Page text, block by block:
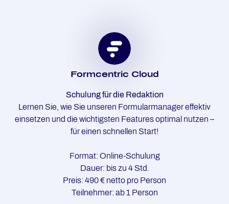
Form­cen­tric Cloud
Schulung für die Redaktion
Lernen Sie, wie Sie unseren Formularmanager effektiv
einsetzen und die wichtigsten Features optimal nutzen –
für einen schnellen Start!
Format: Online-Schulung
Dauer: bis zu 4 Std.
Preis: 490 € netto pro Person
Teilnehmer: ab 1 Person